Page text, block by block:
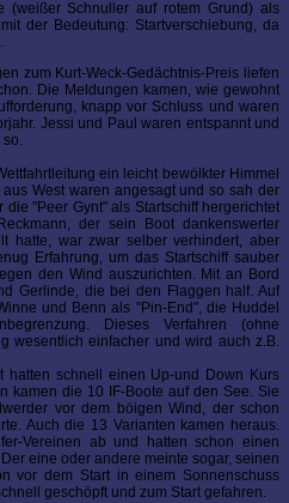
(weißer Schnuller auf rotem Grund) als
der Bedeutung: Startverschiebung, da
zum Kurt-Weck-Gedächtnis-Preis liefen
Die Meldungen kamen, wie gewohnt
knapp vor Schluss und waren
Jessi und Paul waren entspannt und
so.
ein leicht bewölkter Himmel
West waren angesagt und so sah der
"Peer Gynt" als Startschiff hergerichtet
der sein Boot dankenswerter
hatte, war zwar selber verhindert, aber
Erfahrung, um das Startschiff sauber
den Wind auszurichten. Mit an Bord
Gerlinde, die bei den Flaggen half. Auf
und Benn als "Pin-End", die Huddel
Dieses Verfahren (ohne
wesentlich einfacher und wird auch z.B.
hatten schnell einen Up-und Down Kurs
kamen die 10 IF-Boote auf den See. Sie
vor dem böigen Wind, der schon
Auch die 13 Varianten kamen heraus.
Vereinen ab und hatten schon einen
eine oder andere meinte sogar, seinen
vor dem Start in einem Sonnenschuss
geschöpft und zum Start gefahren.